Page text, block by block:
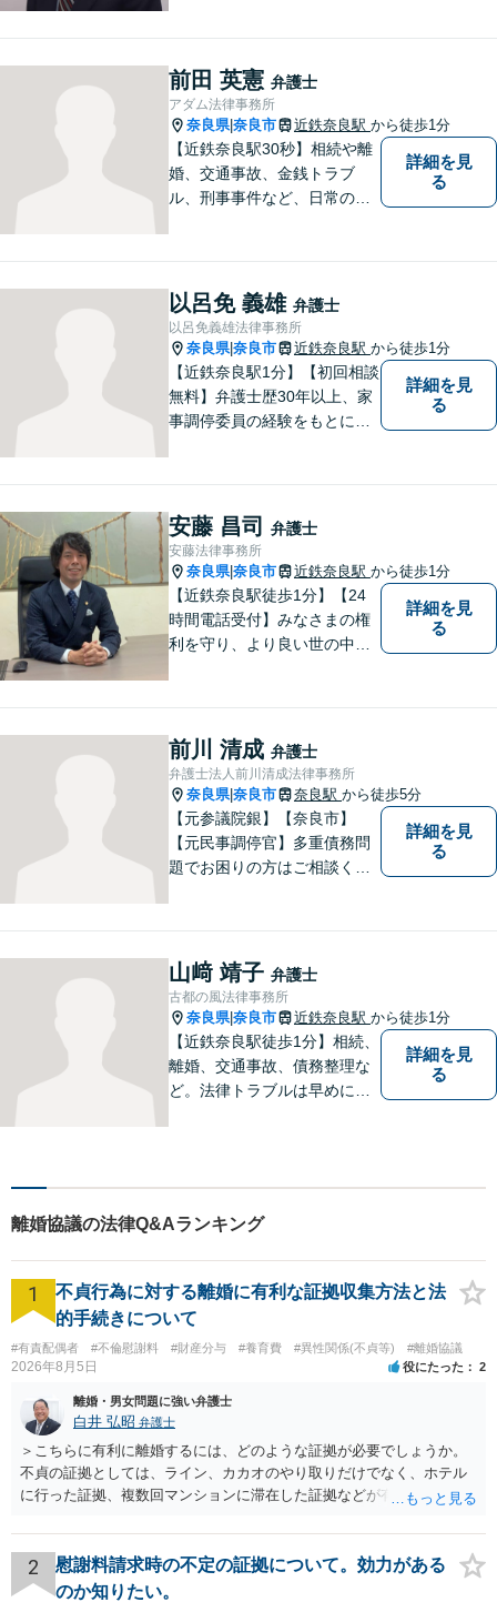
身近な弁護士を目指していま
す。
前田 英憲 弁護士
アダム法律事務所
奈良県|奈良市 近鉄奈良駅 から徒歩1分
【近鉄奈良駅30秒】相続や離
婚、交通事故、金銭トラブ
ル、刑事事件など、日常の中
はお気軽にご相談ください。
【初回相談料60分5,500円】
【分かりやすい説明】
詳細を見
る
以呂免 義雄 弁護士
以呂免義雄法律事務所
奈良県|奈良市 近鉄奈良駅 から徒歩1分
【近鉄奈良駅1分】【初回相談
無料】弁護士歴30年以上、家
事調停委員の経験をもとに複
発生前のご相談も受け付けて
おります。【電話相談可】
詳細を見
る
安藤 昌司 弁護士
安藤法律事務所
奈良県|奈良市 近鉄奈良駅 から徒歩1分
【近鉄奈良駅徒歩1分】【24
時間電話受付】みなさまの権
利を守り、より良い世の中に
ています。法律トラブルでお
悩みごとがありましたら、お
気軽にご相談ください。
詳細を見
る
前川 清成 弁護士
弁護士法人前川清成法律事務所
奈良県|奈良市 奈良駅 から徒歩5分
【元参議院銀】【奈良市】
【元民事調停官】多重債務問
題でお困りの方はご相談くだ
たら、一度ご相談ください。
詳細を見
る
山﨑 靖子 弁護士
古都の風法律事務所
奈良県|奈良市 近鉄奈良駅 から徒歩1分
【近鉄奈良駅徒歩1分】相続、
離婚、交通事故、債務整理な
ど。法律トラブルは早めに弁
丁寧にお伺いいたします。
詳細を見
る
離婚協議の法律Q&Aランキング
1
不貞行為に対する離婚に有利な証拠収集方法と法
的手続きについて
#有責配偶者 #不倫慰謝料 #財産分与 #養育費 #異性関係(不貞等) #離婚協議
2026年8月5日 役にたった 2
離婚・男女問題に強い弁護士
白井 弘昭 弁護士
＞こちらに有利に離婚するには、どのような証拠が必要でしょうか。
不貞の証拠としては、ライン、カカオのやり取りだけでなく、ホテル
に行った証拠、複数回マンションに滞在した証拠などが有効です。 不
婚する、慰謝料をとるなど）ことができると思われます。 ただし、不
貞発覚後、長期間同居を続けると、不貞を許したとの評価につながる
場合がありますので、ご注意ください。 以上、ご参考まで。
2
慰謝料請求時の不定の証拠について。効力がある
のか知りたい。